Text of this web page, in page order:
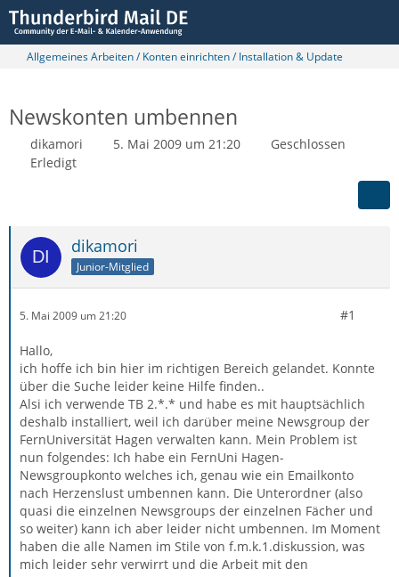
Allgemeines Arbeiten / Konten einrichten / Installation & Update
Newskonten umbennen
dikamori 5. Mai 2009 um 21:20
Geschlossen
Erledigt
dikamori
Junior-Mitglied
5. Mai 2009 um 21:20 #1
Hallo,
ich hoffe ich bin hier im richtigen Bereich gelandet. Konnte
über die Suche leider keine Hilfe finden..
Alsi ich verwende TB 2.*.* und habe es mit hauptsächlich
deshalb installiert, weil ich darüber meine Newsgroup der
FernUniversität Hagen verwalten kann. Mein Problem ist
nun folgendes: Ich habe ein FernUni Hagen-
Newsgroupkonto welches ich, genau wie ein Emailkonto
nach Herzenslust umbennen kann. Die Unterordner (also
quasi die einzelnen Newsgroups der einzelnen Fächer und
so weiter) kann ich aber leider nicht umbennen. Im Moment
haben die alle Namen im Stile von f.m.k.1.diskussion, was
mich leider sehr verwirrt und die Arbeit mit den